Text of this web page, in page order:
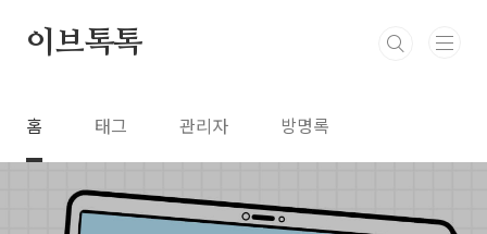
이브톡톡
홈 태그 관리자 방명록